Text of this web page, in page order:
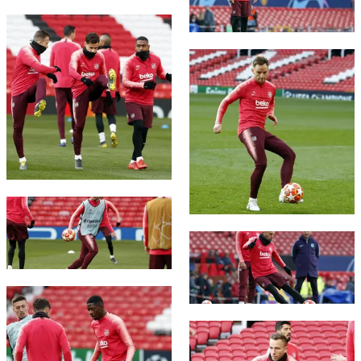
FC Barcelona club badge
FC Barcelona club badge
FC Barcelona club badge
FC Barcelona club badge
FC Barcelona club badge
FC Barcelona club badge